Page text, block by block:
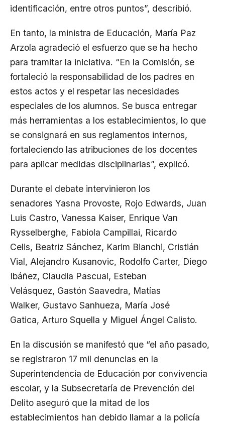
identificación, entre otros puntos”, describió.
En tanto, la ministra de Educación, María Paz
Arzola agradeció el esfuerzo que se ha hecho
para tramitar la iniciativa. “En la Comisión, se
fortaleció la responsabilidad de los padres en
estos actos y el respetar las necesidades
especiales de los alumnos. Se busca entregar
más herramientas a los establecimientos, lo que
se consignará en sus reglamentos internos,
fortaleciendo las atribuciones de los docentes
para aplicar medidas disciplinarias”, explicó.
Durante el debate intervinieron los
senadores Yasna Provoste, Rojo Edwards, Juan
Luis Castro, Vanessa Kaiser, Enrique Van
Rysselberghe, Fabiola Campillai, Ricardo
Celis, Beatriz Sánchez, Karim Bianchi, Cristián
Vial, Alejandro Kusanovic, Rodolfo Carter, Diego
Ibáñez, Claudia Pascual, Esteban
Velásquez, Gastón Saavedra, Matías
Walker, Gustavo Sanhueza, María José
Gatica, Arturo Squella y Miguel Ángel Calisto.
En la discusión se manifestó que “el año pasado,
se registraron 17 mil denuncias en la
Superintendencia de Educación por convivencia
escolar, y la Subsecretaría de Prevención del
Delito aseguró que la mitad de los
establecimientos han debido llamar a la policía